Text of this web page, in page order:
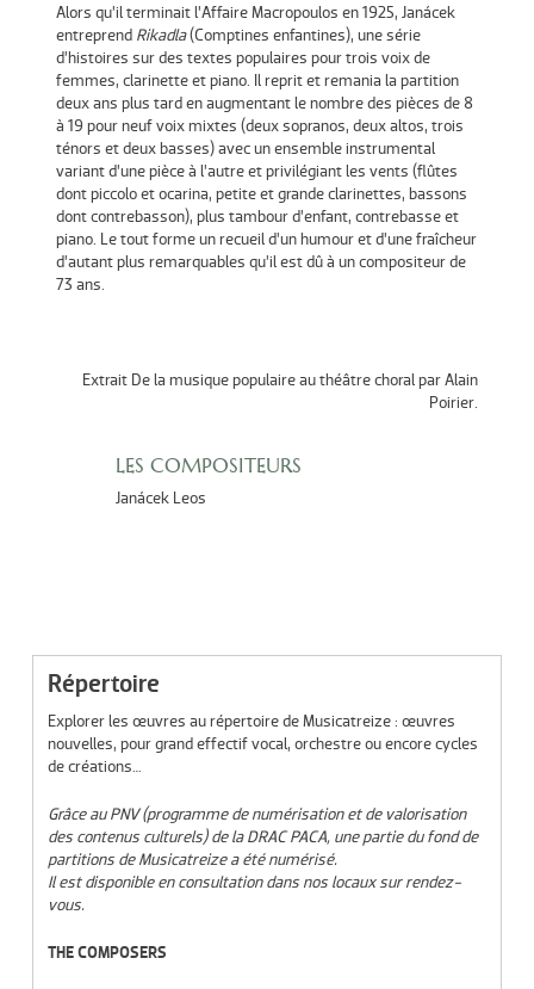
Alors qu’il terminait l’Affaire Macropoulos en 1925, Janácek
entreprend Rikadla(Comptines enfantines), une série
d’histoires sur des textes populaires pour trois voix de
femmes, clarinette et piano. Il reprit et remania la partition
deux ans plus tard en augmentant le nombre des pièces de 8
à 19 pour neuf voix mixtes (deux sopranos, deux altos, trois
ténors et deux basses) avec un ensemble instrumental
variant d’une pièce à l’autre et privilégiant les vents (flûtes
dont piccolo et ocarina, petite et grande clarinettes, bassons
dont contrebasson), plus tambour d’enfant, contrebasse et
piano. Le tout forme un recueil d’un humour et d’une fraîcheur
d’autant plus remarquables qu’il est dû à un compositeur de
73 ans.
Extrait De la musique populaire au théâtre choral par Alain
Poirier.
LES COMPOSITEURS
Janácek Leos
Répertoire
Explorer les œuvres au répertoire de Musicatreize : œuvres
nouvelles, pour grand effectif vocal, orchestre ou encore cycles
de créations…
Grâce au PNV (programme de numérisation et de valorisation
des contenus culturels) de la DRAC PACA, une partie du fond de
partitions de Musicatreize a été numérisé.
Il est disponible en consultation dans nos locaux sur rendez-
vous.
THE COMPOSERS